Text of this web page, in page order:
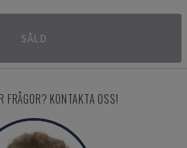
SÅLD
FRÅGOR? KONTAKTA OSS!